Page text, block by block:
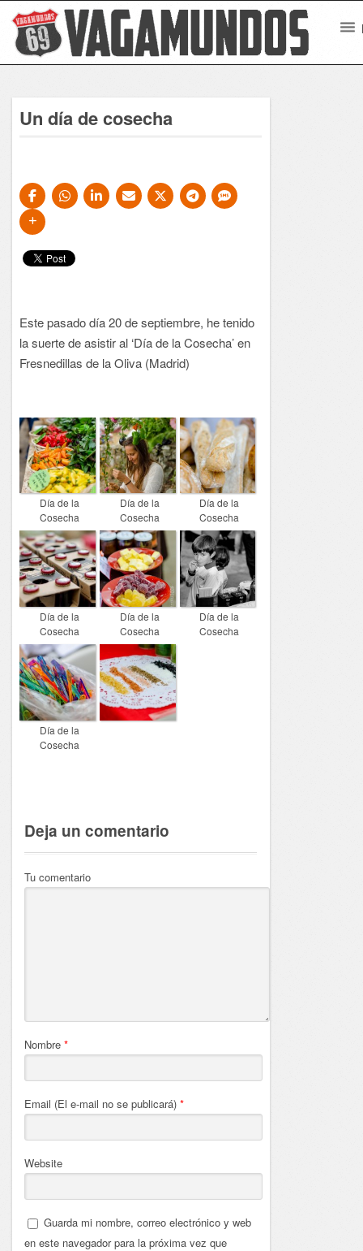
Un día de cosecha
Este pasado día 20 de septiembre, he tenido
la suerte de asistir al ‘Día de la Cosecha’ en
Fresnedillas de la Oliva (Madrid)
Día de la
Cosecha
Día de la
Cosecha
Día de la
Cosecha
Día de la
Cosecha
Día de la
Cosecha
Día de la
Cosecha
Día de la
Cosecha
Deja un comentario
Tu comentario
Nombre *
Email (El e-mail no se publicará) *
Website
Guarda mi nombre, correo electrónico y web
en este navegador para la próxima vez que